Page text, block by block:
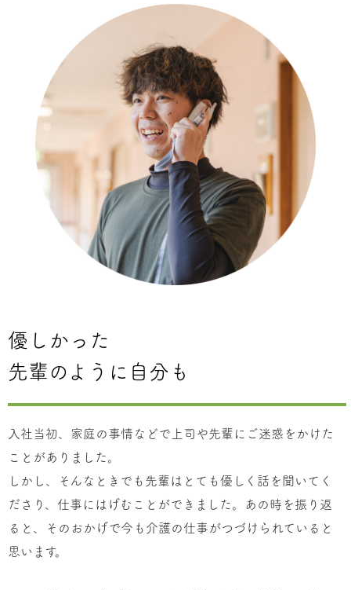
優しかった
先輩のように自分も
入社当初、家庭の事情などで上司や先輩にご迷惑をかけた
ことがありました。
しかし、そんなときでも先輩はとても優しく話を聞いてく
ださり、仕事にはげむことができました。あの時を振り返
ると、そのおかげで今も介護の仕事がつづけられていると
思います。